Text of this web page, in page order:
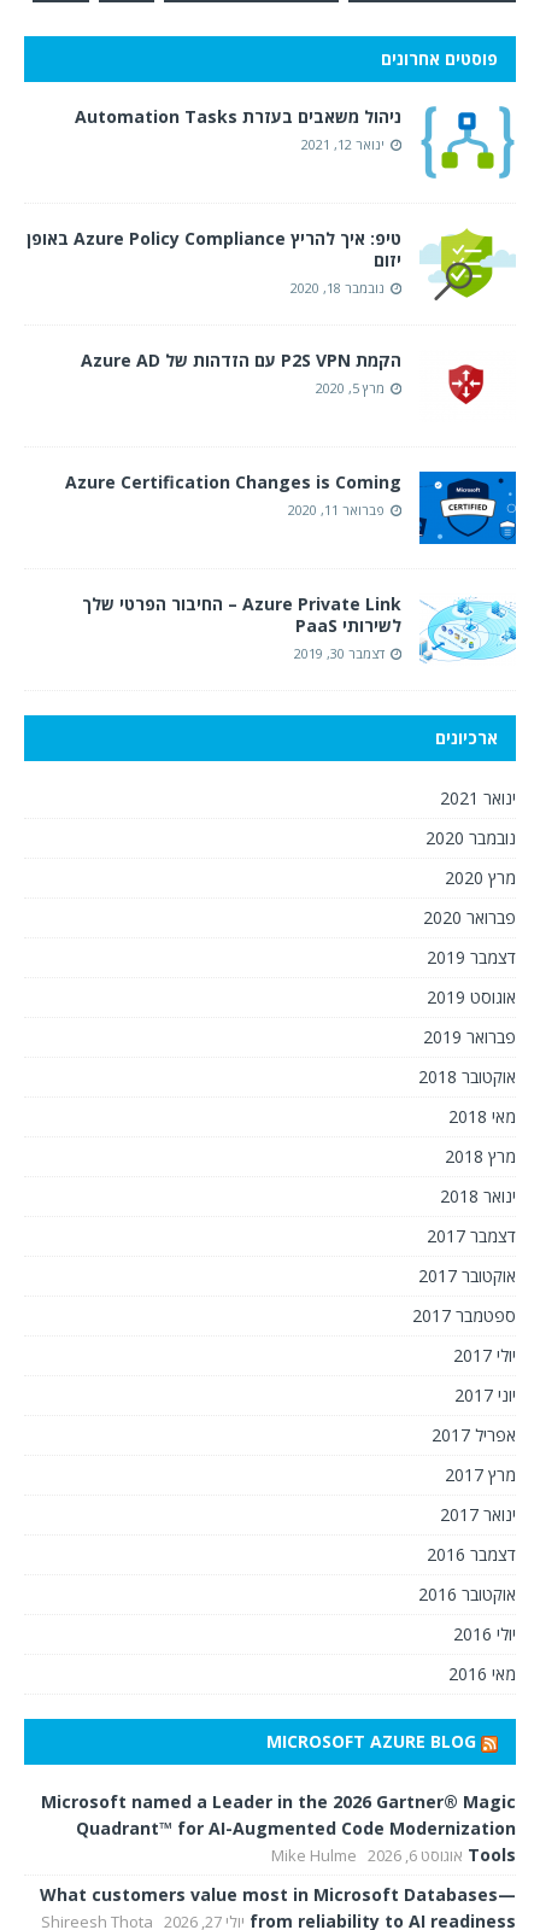
פוסטים אחרונים
ניהול משאבים בעזרת Automation Tasks
ינואר 12, 2021
טיפ: איך להריץ Azure Policy Compliance באופן
יזום
נובמבר 18, 2020
הקמת P2S VPN עם הזדהות של Azure AD
מרץ 5, 2020
Azure Certification Changes is Coming
פברואר 11, 2020
Azure Private Link – החיבור הפרטי שלך
לשירותי PaaS
דצמבר 30, 2019
ארכיונים
ינואר 2021
נובמבר 2020
מרץ 2020
פברואר 2020
דצמבר 2019
אוגוסט 2019
פברואר 2019
אוקטובר 2018
מאי 2018
מרץ 2018
ינואר 2018
דצמבר 2017
אוקטובר 2017
ספטמבר 2017
יולי 2017
יוני 2017
אפריל 2017
מרץ 2017
ינואר 2017
דצמבר 2016
אוקטובר 2016
יולי 2016
מאי 2016
MICROSOFT AZURE BLOG
Microsoft named a Leader in the 2026 Gartner® Magic
Quadrant™ for AI-Augmented Code Modernization
Tools אוגוסט 6, 2026 Mike Hulme
What customers value most in Microsoft Databases—
from reliability to AI readiness יולי 27, 2026 Shireesh Thota